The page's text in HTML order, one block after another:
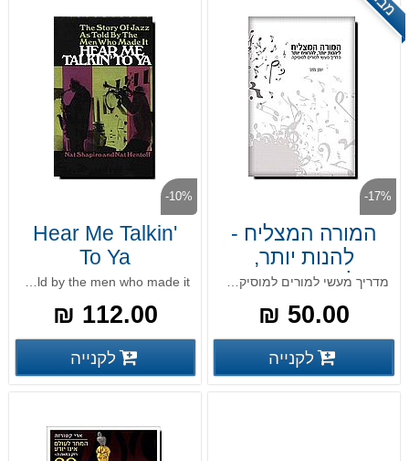
-17%
המורה המצליח -
להנות יותר,
להרוויח יותר
50.00 ₪
פרטים נוספים פרטים נוספים לקנייה
-10%
Hear Me Talkin'
To Ya
112.00 ₪
פרטים נוספים
לקנייה